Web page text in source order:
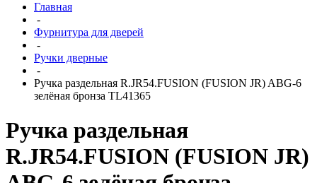
Главная
-
Фурнитура для дверей
-
Ручки дверные
-
Ручка раздельная R.JR54.FUSION (FUSION JR) ABG-6
зелёная бронза TL41365
Ручка раздельная
R.JR54.FUSION (FUSION JR)